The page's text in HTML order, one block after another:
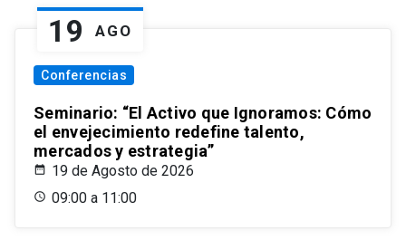
19 AGO
Conferencias
Seminario: “El Activo que Ignoramos: Cómo
el envejecimiento redefine talento,
mercados y estrategia”
19 de Agosto de 2026
09:00 a 11:00